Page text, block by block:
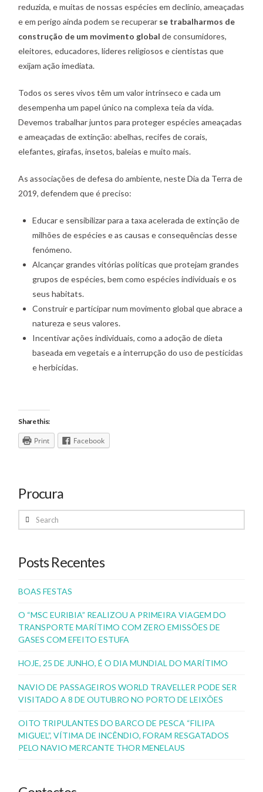
reduzida, e muitas de nossas espécies em declínio, ameaçadas
e em perigo ainda podem se recuperar se trabalharmos de
construção de um movimento global de consumidores,
eleitores, educadores, líderes religiosos e cientistas que
exijam ação imediata.
Todos os seres vivos têm um valor intrínseco e cada um
desempenha um papel único na complexa teia da vida.
Devemos trabalhar juntos para proteger espécies ameaçadas
e ameaçadas de extinção: abelhas, recifes de corais,
elefantes, girafas, insetos, baleias e muito mais.
As associações de defesa do ambiente, neste Dia da Terra de
2019, defendem que é preciso:
Educar e sensibilizar para a taxa acelerada de extinção de
milhões de espécies e as causas e consequências desse
fenómeno.
Alcançar grandes vitórias políticas que protejam grandes
grupos de espécies, bem como espécies individuais e os
seus habitats.
Construir e participar num movimento global que abrace a
natureza e seus valores.
Incentivar ações individuais, como a adoção de dieta
baseada em vegetais e a interrupção do uso de pesticidas
e herbicidas.
Share this:
Print Facebook
Procura
Search
Posts Recentes
BOAS FESTAS
O “MSC EURIBIA” REALIZOU A PRIMEIRA VIAGEM DO
TRANSPORTE MARÍTIMO COM ZERO EMISSÕES DE
GASES COM EFEITO ESTUFA
HOJE, 25 DE JUNHO, É O DIA MUNDIAL DO MARÍTIMO
NAVIO DE PASSAGEIROS WORLD TRAVELLER PODE SER
VISITADO A 8 DE OUTUBRO NO PORTO DE LEIXÕES
OITO TRIPULANTES DO BARCO DE PESCA “FILIPA
MIGUEL”, VÍTIMA DE INCÊNDIO, FORAM RESGATADOS
PELO NAVIO MERCANTE THOR MENELAUS